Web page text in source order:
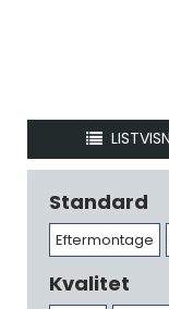
Standard
Eftermontage
Kvalitet